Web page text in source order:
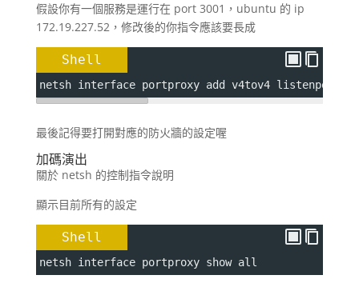
假設你有一個服務是運行在 port 3001，ubuntu 的 ip
172.19.227.52，修改後的你指令應該要長成
Shell
netsh interface portproxy add v4tov4 listenport
最後記得要打開對應的防火牆的設定喔
加碼演出
關於 netsh 的控制指令說明
顯示目前所有的設定
Shell
netsh interface portproxy show all